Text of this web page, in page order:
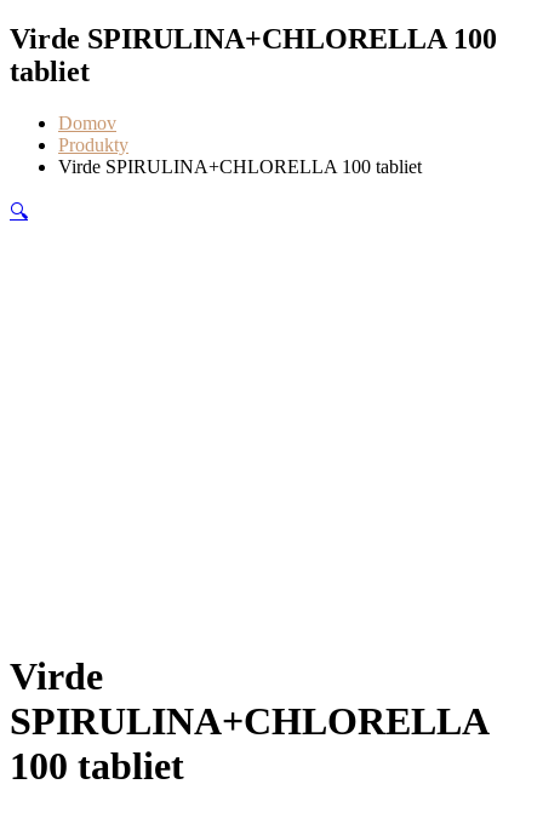
Virde SPIRULINA+CHLORELLA 100
tabliet
Domov
Produkty
Virde SPIRULINA+CHLORELLA 100 tabliet
🔍
Virde
SPIRULINA+CHLORELLA
100 tabliet